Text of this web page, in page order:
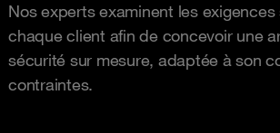
Nos experts examinent les
chaque client afin de concevoir une
sécurité sur mesure, adaptée à son
contraintes.